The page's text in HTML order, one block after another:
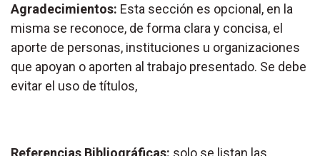
Agradecimientos: Esta sección es opcional, en la
misma se reconoce, de forma clara y concisa, el
aporte de personas, instituciones u organizaciones
que apoyan o aporten al trabajo presentado. Se debe
evitar el uso de títulos,
Referencias Bibliográficas: solo se listan las